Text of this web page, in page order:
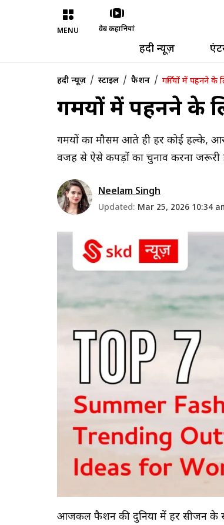
MENU वेब कहानियां
हिंदी न्यूज़
हिंदी न्यूज़ / स्टाइल / फैशन / गर्मियों में पहनने
गर्मियों में पहनने
गर्मियों का मौसम आते ही हर कोई हल्के,
वजह से ऐसे कपड़ों का चुनाव करना जरूरी
Neelam Singh
Updated: Mar 25, 2026 10:34
आजकल फैशन की दुनिया में हर सीजन के